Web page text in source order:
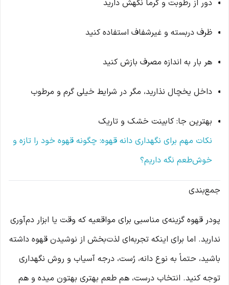
دور از رطوبت و گرما نگهش دارید
ظرف دربسته و غیرشفاف استفاده کنید
هر بار به اندازه مصرف بازش کنید
داخل یخچال نذارید، مگر در شرایط خیلی گرم و مرطوب
بهترین جا: کابینت خشک و تاریک
نکات مهم برای نگهداری دانه قهوه: چگونه قهوه خود را تازه و
خوش‌طعم نگه داریم؟
جمع‌بندی
پودر قهوه گزینه‌ی مناسبی برای مواقعیه که وقت یا ابزار دم‌آوری
ندارید. اما برای اینکه تجربه‌ای لذت‌بخش از نوشیدن قهوه داشته
باشید، حتماً به نوع دانه، رُست، درجه آسیاب و روش نگهداری
توجه کنید. انتخاب درست، هم طعم بهتری بهتون میده و هم